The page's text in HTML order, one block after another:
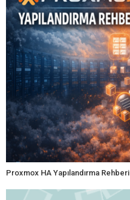
Proxmox HA Yapılandırma Rehberi